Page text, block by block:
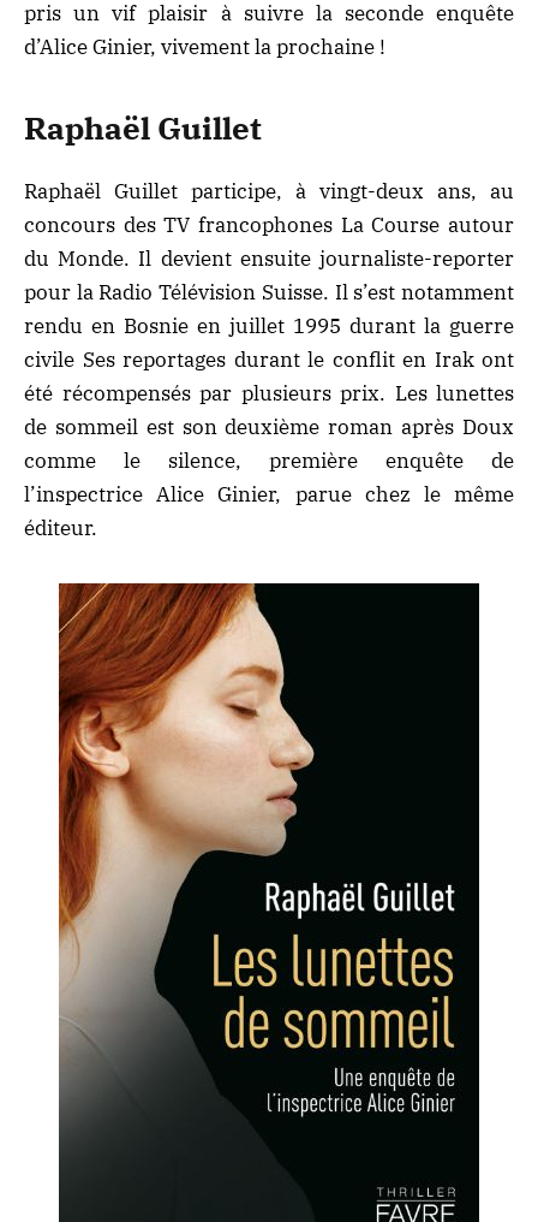
pris un vif plaisir à suivre la seconde enquête
d’Alice Ginier, vivement la prochaine !
Raphaël Guillet
Raphaël Guillet participe, à vingt-deux ans, au
concours des TV francophones La Course autour
du Monde. Il devient ensuite journaliste-reporter
pour la Radio Télévision Suisse. Il s’est notamment
rendu en Bosnie en juillet 1995 durant la guerre
civile Ses reportages durant le conflit en Irak ont
été récompensés par plusieurs prix. Les lunettes
de sommeil est son deuxième roman après Doux
comme le silence, première enquête de
l’inspectrice Alice Ginier, parue chez le même
éditeur.